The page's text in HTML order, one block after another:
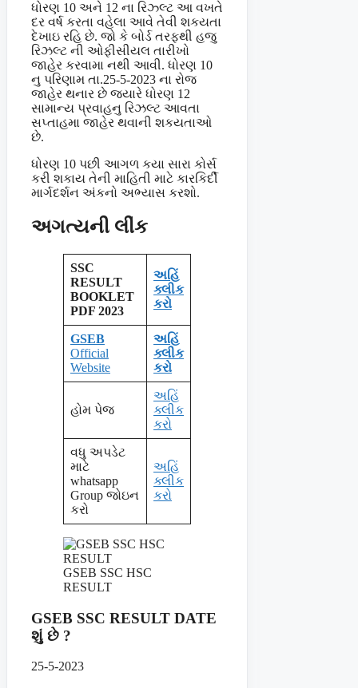
ધોરણ 10 અને 12 ના રિઝ્લ્ટ આ વખતે
દર વર્ષ કરતા વહેલા આવે તેવી શકયતા
દેખાઇ રહિ છે. જો કે બોર્ડ તરફથી હજુ
રિઝલ્ટ ની ઓફીસીયલ તારીખો
જાહેર કરવામા નથી આવી. ધોરણ 10
નુ પરિણામ તા.25-5-2023 ના રોજ
જાહેર થનાર છે જ્યારે ધોરણ 12
સામાન્ય પ્રવાહનુ રિઝલ્ટ આવતા
સપ્તાહમા જાહેર થવાની શકયતાઓ
છે.
ધોરણ 10 પછી આગળ કયા સારા કોર્સ
કરી શકાય તેની માહિતી માટે કારકિર્દી
માર્ગદર્શન અંકનો અભ્યાસ કરશો.
અગત્યની લીંક
SSC
RESULT
BOOKLET
PDF 2023
અહિં
ક્લીક
કરો
GSEB
Official
Website
અહિં
ક્લીક
કરો
હોમ પેજ
અહિં
ક્લીક
કરો
વધુ અપડેટ
માટે
whatsapp
Group જોઇન
કરો
અહિં
ક્લીક
કરો
GSEB SSC HSC
RESULT
GSEB SSC RESULT DATE
શું છે ?
25-5-2023